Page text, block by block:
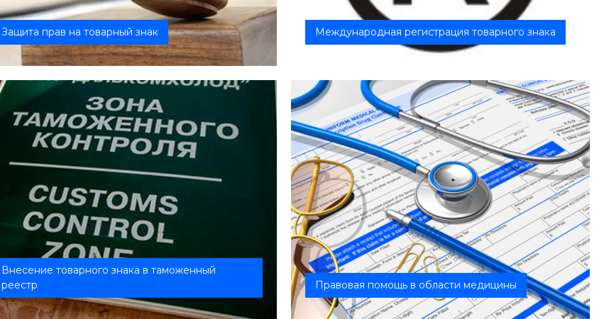
Защита прав на товарный знак Международная регистрация товарного знака
Внесение товарного знака в таможенный
реестр
Правовая помощь в области медицины
Оказываем профессиональную экспертную помощь